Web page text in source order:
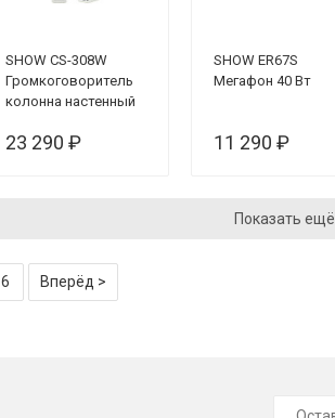
SHOW CS-308W
Громкоговоритель
колонна настенный
23 290 ₽
SHOW ER67S
Мегафон 40 Вт
11 290 ₽
Показать ещё
6 Вперёд >